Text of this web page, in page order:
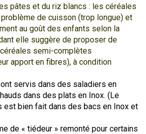
pâtes et du riz blancs : les céréales
de cuisson (trop longue) et
au goût des enfants selon la
elle suggère de proposer de
semi-complètes
apport en fibres), à condition
servis dans des saladiers en
dans des plats en Inox. (Le
est bien fait dans des bacs en Inox et
de « tiédeur » remonté pour certains